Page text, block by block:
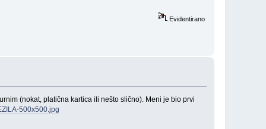
Evidentirano
(nokat, platična kartica ili nešto slično). Meni je bio prvi
500x500.jpg